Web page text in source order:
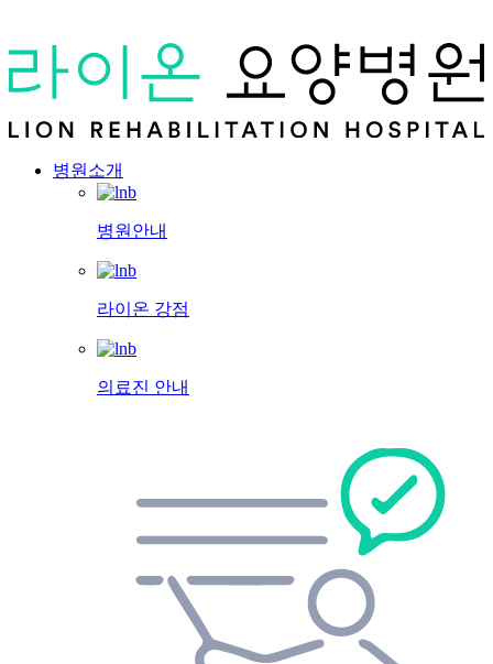
병원소개
병원안내
라이온 강점
의료진 안내